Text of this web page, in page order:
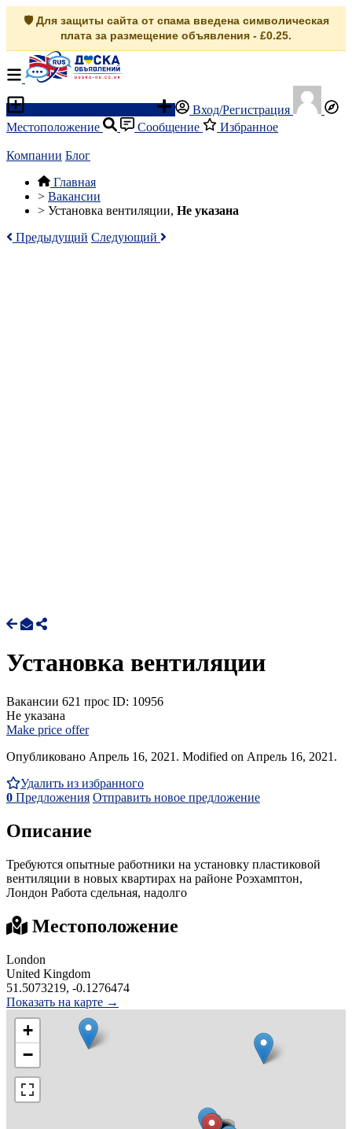
🛡️ Для защиты сайта от спама введена символическая
плата за размещение объявления - £0.25.
Вход/Регистрация
Местоположение
Сообщение Избранное
Компании Блог
Главная
> Вакансии
> Установка вентиляции, Не указана
Предыдущий Следующий
Установка вентиляции
Вакансии 621 прос ID: 10956
Не указана
Make price offer
Опубликовано Апрель 16, 2021. Modified on Апрель 16, 2021.
Удалить из избранного
0 Предложения Отправить новое предложение
Описание
Требуются опытные работники на установку пластиковой
вентиляции в новых квартирах на районе Роэхамптон,
Лондон Работа сдельная, надолго
Местоположение
London
United Kingdom
51.5073219, -0.1276474
Показать на карте →
+
−